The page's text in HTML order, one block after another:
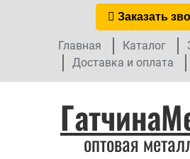
Заказать
Главная Каталог
Доставка и оплата
оптовая